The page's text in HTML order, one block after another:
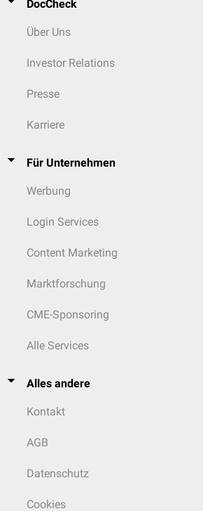
DocCheck
Über Uns
Investor Relations
Presse
Karriere
Für Unternehmen
Werbung
Login Services
Content Marketing
Marktforschung
CME-Sponsoring
Alle Services
Alles andere
Kontakt
AGB
Datenschutz
Cookies